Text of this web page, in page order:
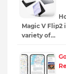
Magic V Flip2
variety of…